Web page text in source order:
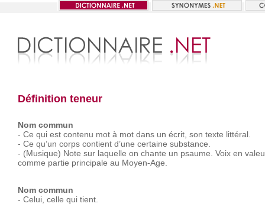
Définition teneur
Nom commun
- Ce qui est contenu mot à mot dans un écrit, son texte littéral.
- Ce qu’un corps contient d’une certaine substance.
- (Musique) Note sur laquelle on chante un psaume. Voix en
comme partie principale au Moyen-Age.
Nom commun
- Celui, celle qui tient.